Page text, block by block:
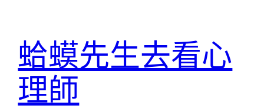
蛤蟆先生去看心
理師